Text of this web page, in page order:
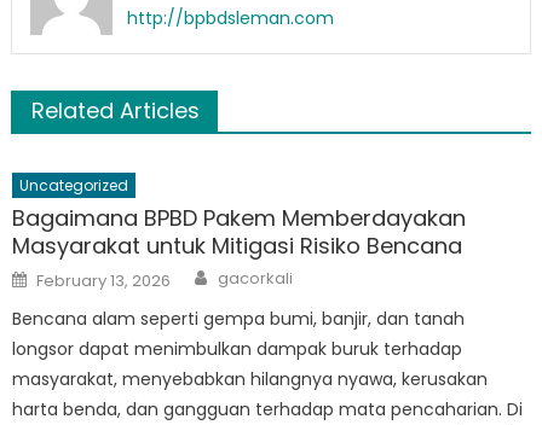
http://bpbdsleman.com
Related Articles
Uncategorized
Bagaimana BPBD Pakem Memberdayakan
Masyarakat untuk Mitigasi Risiko Bencana
Posted
on
February 13, 2026 Author
gacorkali
Bencana alam seperti gempa bumi, banjir, dan tanah
longsor dapat menimbulkan dampak buruk terhadap
masyarakat, menyebabkan hilangnya nyawa, kerusakan
harta benda, dan gangguan terhadap mata pencaharian. Di